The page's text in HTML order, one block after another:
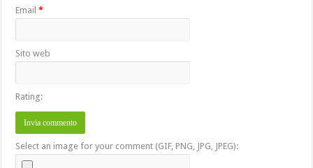
Email*
Sito web
Rating:
Select an image for your comment (GIF, PNG, JPG, JPEG):